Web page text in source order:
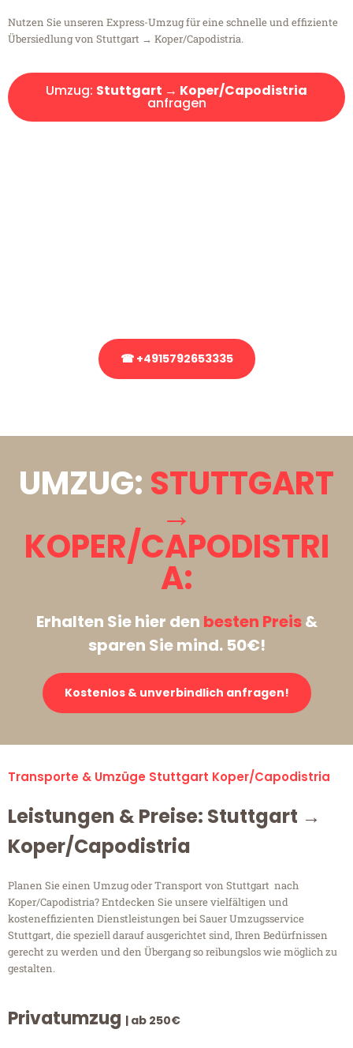
Nutzen Sie unseren Express-Umzug für eine schnelle und effiziente
Übersiedlung von Stuttgart → Koper/Capodistria.
Umzug: Stuttgart → Koper/Capodistria
anfragen
☎ +4915792653335
UMZUG: STUTTGART
→
KOPER/CAPODISTRI
A:
Erhalten Sie hier den besten Preis&
sparen Sie mind. 50€!
Kostenlos & unverbindlich anfragen!
Transporte & Umzüge Stuttgart Koper/Capodistria
Leistungen & Preise: Stuttgart →
Koper/Capodistria
Planen Sie einen Umzug oder Transport von Stuttgart nach
Koper/Capodistria? Entdecken Sie unsere vielfältigen und
kosteneffizienten Dienstleistungen bei Sauer Umzugsservice
Stuttgart, die speziell darauf ausgerichtet sind, Ihren Bedürfnissen
gerecht zu werden und den Übergang so reibungslos wie möglich zu
gestalten.
Privatumzug | ab 250€